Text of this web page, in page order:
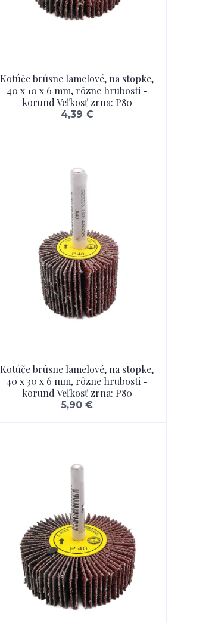
Kotúče brúsne lamelové, na stopke,
40 x 10 x 6 mm, rôzne hrubosti -
korund Veľkosť zrna: P80
4,39 €
Kotúče brúsne lamelové, na stopke,
40 x 30 x 6 mm, rôzne hrubosti -
korund Veľkosť zrna: P80
5,90 €